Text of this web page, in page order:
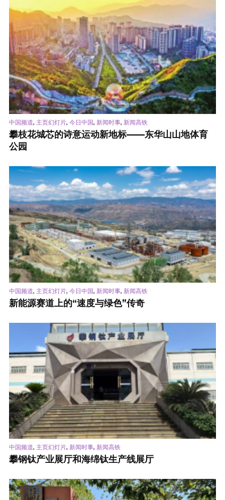
中国频道, 主页幻灯片, 今日中国, 新闻时事, 新闻高铁
攀枝花城芯的诗意运动新地标——东华山山地体育
公园
中国频道, 主页幻灯片, 今日中国, 新闻时事, 新闻高铁
新能源赛道上的“速度与绿色”传奇
中国频道, 主页幻灯片, 新闻时事, 新闻高铁
攀钢钛产业展厅和海绵钛生产线展厅